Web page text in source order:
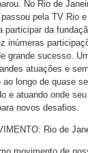
No Rio de
pela TV Rio
participar da
inúmeras
grande sucesso.
atuações e
ao longo de quase
e atuando onde
novos desafios.
Rio de